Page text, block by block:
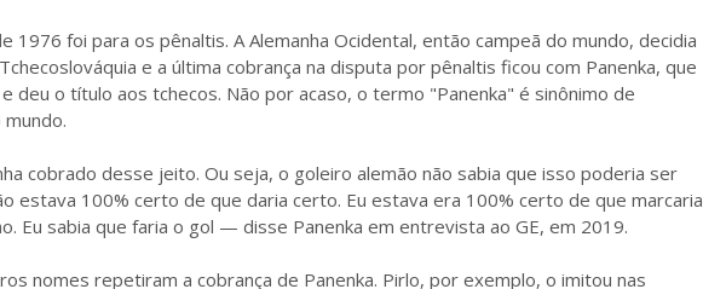
1976 foi para os pênaltis. A Alemanha Ocidental, então campeã do mundo, decidia
e a última cobrança na disputa por pênaltis ficou com Panenka, que
deu o título aos tchecos. Não por acaso, o termo "Panenka" é sinônimo de
cobrado desse jeito. Ou seja, o goleiro alemão não sabia que isso poderia ser
estava 100% certo de que daria certo. Eu estava era 100% certo de que marcaria
Eu sabia que faria o gol — disse Panenka em entrevista ao GE, em 2019.
nomes repetiram a cobrança de Panenka. Pirlo, por exemplo, o imitou nas